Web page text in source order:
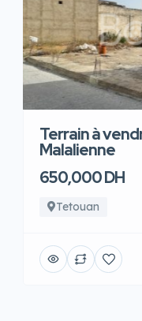
Terrain à
Malalienne
650,000 DH
Tetouan